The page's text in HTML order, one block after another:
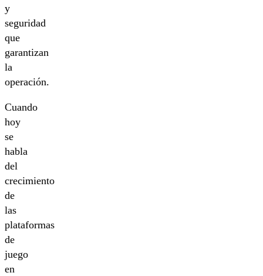
y
seguridad
que
garantizan
la
operación.
Cuando
hoy
se
habla
del
crecimiento
de
las
plataformas
de
juego
en